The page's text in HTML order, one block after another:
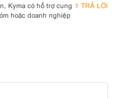
Kyma có hỗ trợ cung
hoặc doanh nghiệp
1 TRẢ LỜI